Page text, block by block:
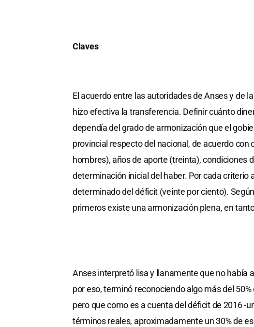
Claves
El acuerdo entre las autoridades de Anses y de
hizo efectiva la transferencia. Definir cuánto
dependía del grado de armonización que el
provincial respecto del nacional, de acuerdo
hombres), años de aporte (treinta), condiciones
determinación inicial del haber. Por cada
determinado del déficit (veinte por ciento).
primeros existe una armonización plena, en
Anses interpretó lisa y llanamente que no había
por eso, terminó reconociendo algo más del
pero que como es a cuenta del déficit de 2016 -
términos reales, aproximadamente un 30% de